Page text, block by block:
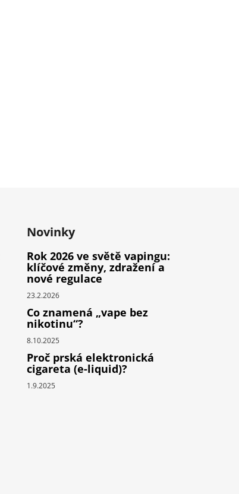
Novinky
Rok 2026 ve světě vapingu:
klíčové změny, zdražení a
nové regulace
23.2.2026
Co znamená „vape bez
nikotinu“?
8.10.2025
Proč prská elektronická
cigareta (e-liquid)?
1.9.2025